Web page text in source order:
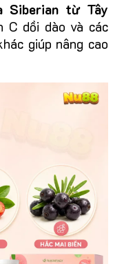
Siberian từ Tây
C dồi dào và các
giúp nâng cao